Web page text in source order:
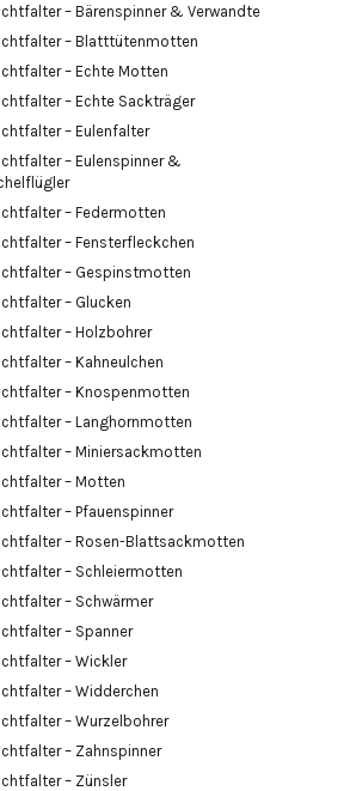
– Bärenspinner & Verwandte
– Blatttütenmotten
– Echte Motten
– Echte Sackträger
– Eulenfalter
– Eulenspinner &
– Federmotten
– Fensterfleckchen
– Gespinstmotten
– Glucken
– Holzbohrer
– Kahneulchen
– Knospenmotten
– Langhornmotten
– Miniersackmotten
– Motten
– Pfauenspinner
– Rosen-Blattsackmotten
– Schleiermotten
– Schwärmer
– Spanner
– Wickler
– Widderchen
– Wurzelbohrer
– Zahnspinner
– Zünsler